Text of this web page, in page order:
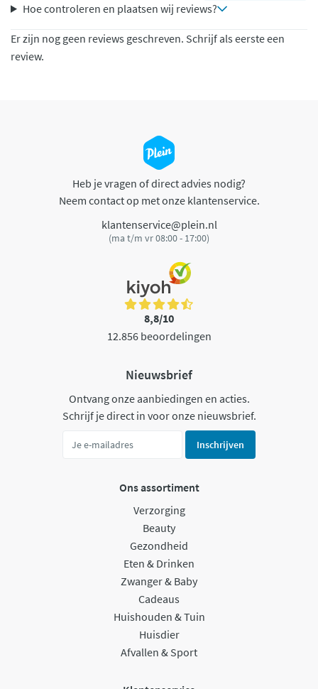
Hoe controleren en plaatsen wij reviews?
Er zijn nog geen reviews geschreven. Schrijf als eerste een
review.
Heb je vragen of direct advies nodig?
Neem contact op met onze klantenservice.
klantenservice@plein.nl
(ma t/m vr 08:00 - 17:00)
8,8/10
12.856 beoordelingen
Nieuwsbrief
Ontvang onze aanbiedingen en acties.
Schrijf je direct in voor onze nieuwsbrief.
Inschrijven
Ons assortiment
Verzorging
Beauty
Gezondheid
Eten & Drinken
Zwanger & Baby
Cadeaus
Huishouden & Tuin
Huisdier
Afvallen & Sport